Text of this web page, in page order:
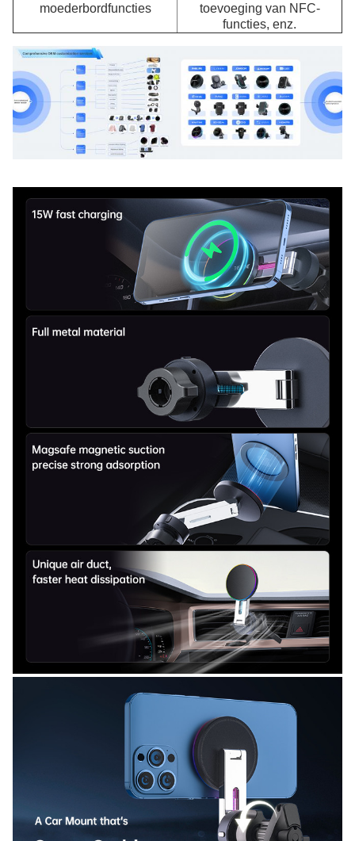
moederbordfuncties
toevoeging van NFC-
functies, enz.